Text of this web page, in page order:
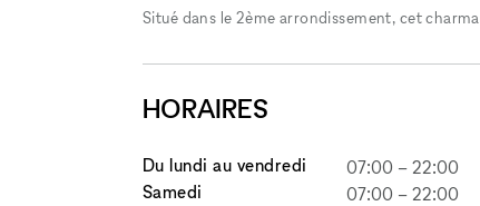
Situé dans le 2ème arrondissement, cet
HORAIRES
Du lundi au vendredi 07:00 –22:00
Samedi
07:00 –22:00